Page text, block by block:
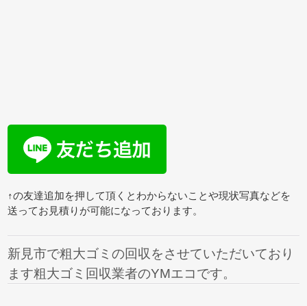
↑の友達追加を押して頂くとわからないことや現状写真などを
送ってお見積りが可能になっております。
新見市で粗大ゴミの回収をさせていただいており
ます粗大ゴミ回収業者のYMエコです。